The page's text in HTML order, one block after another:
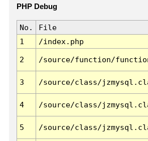
PHP Debug
No. File
1
/index.php
2 /source/function/
3 /source/class/
4 /source/class/
5 /source/class/